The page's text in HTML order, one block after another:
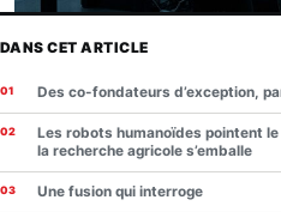
DANS CET ARTICLE
Des co-fondateurs d’exception,
Les robots humanoïdes pointent
la recherche agricole s’emballe
Une fusion qui interroge